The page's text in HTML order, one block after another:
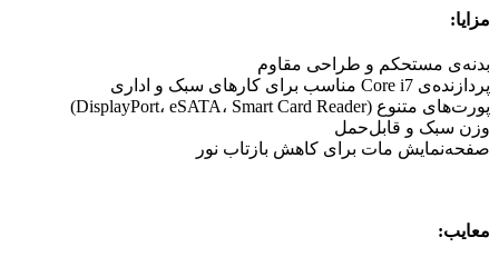
مزایا:
بدنه‌ی مستحکم و طراحی مقاوم
پردازنده‌ی Core i7 مناسب برای کارهای سبک و اداری
پورت‌های متنوع (DisplayPort، eSATA، Smart Card Reader)
وزن سبک و قابل‌حمل
صفحه‌نمایش مات برای کاهش بازتاب نور
معایب: